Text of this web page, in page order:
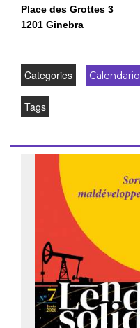
Place des Grottes 3
1201 Ginebra
Categories Calendario
Tags